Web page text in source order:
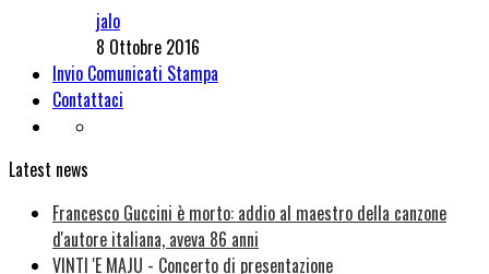
jalo
8 Ottobre 2016
Invio Comunicati Stampa
Contattaci
Latest news
Francesco Guccini è morto: addio al maestro della canzone
d'autore italiana, aveva 86 anni
VINTI 'E MAJU - Concerto di presentazione